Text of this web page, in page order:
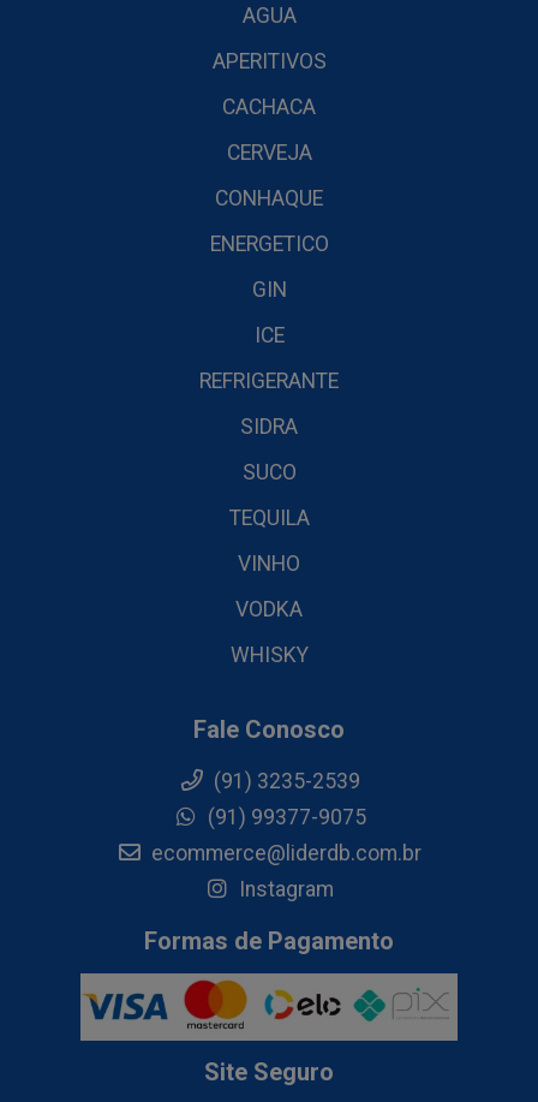
AGUA
APERITIVOS
CACHACA
CERVEJA
CONHAQUE
ENERGETICO
GIN
ICE
REFRIGERANTE
SIDRA
SUCO
TEQUILA
VINHO
VODKA
WHISKY
Fale Conosco
(91) 3235-2539
(91) 99377-9075
ecommerce@liderdb.com.br
Instagram
Formas de Pagamento
Site Seguro